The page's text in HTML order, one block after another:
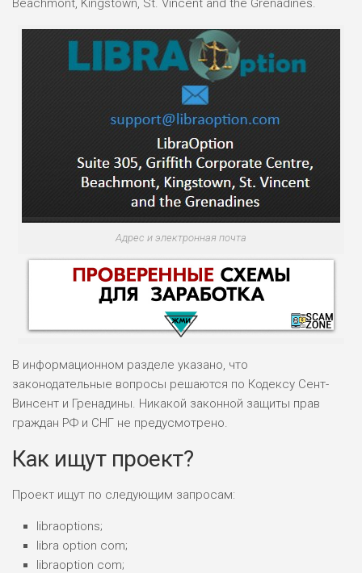
Beachmont, Kingstown, St. Vincent and the Grenadines.
Адрес и электронная почта
НАЗВАНИЕ
ДОХОД: ВЫСОКИЙ
БЮДЖЕТ: ВЫСОКИЙ
В информационном разделе указано, что
законодательные вопросы решаются по Кодексу Сент-
Винсент и Гренадины. Никакой законной защиты прав
граждан РФ и СНГ не предусмотрено.
Как ищут проект?
Проект ищут по следующим запросам:
libraoptions;
libra option com;
libraoption com;